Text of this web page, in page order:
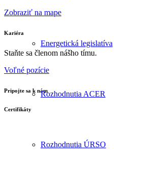
Energetická legislatíva
Rozhodnutia ACER
Rozhodnutia ÚRSO
Zobraziť na mape
Kariéra
Staňte sa členom nášho tímu.
Voľné pozície
Pripojte sa k nám
Certifikáty